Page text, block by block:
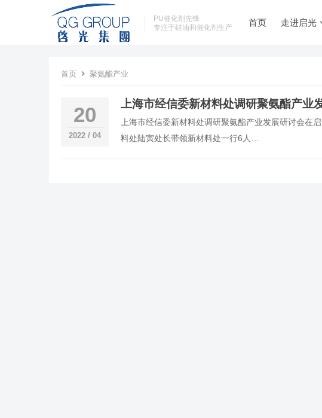
PU催化剂先锋
专注于硅油和催化剂生产
首页 走进启光
首页 聚氨酯产业
20
2022 / 04
上海市经信委新材料处调研聚氨酯产业
上海市经信委新材料处调研聚氨酯产业发展研讨会在
料处陆寅处长带领新材料处一行6人…